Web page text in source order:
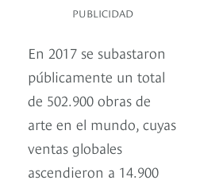
PUBLICIDAD
En 2017 se subastaron
públicamente un total
de 502.900 obras de
arte en el mundo, cuyas
ventas globales
ascendieron a 14.900